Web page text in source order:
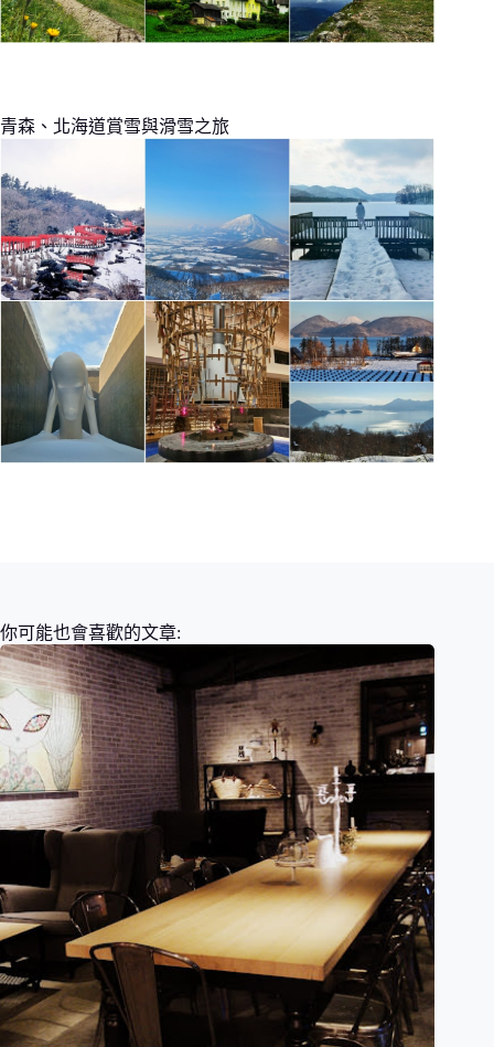
青森、北海道賞雪與滑雪之旅
你可能也會喜歡的文章: